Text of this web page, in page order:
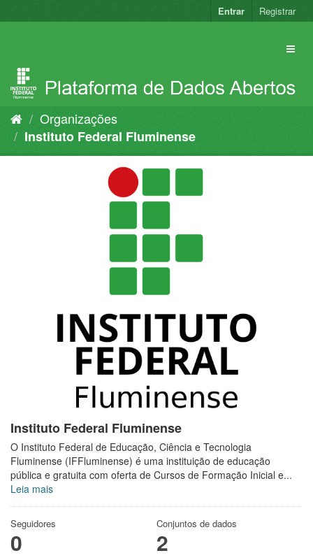
para
Entrar Registrar
Organizações
Instituto Federal Fluminense
Instituto Federal Fluminense
O Instituto Federal de Educação, Ciência e Tecnologia
Fluminense (IFFluminense) é uma instituição de educação
pública e gratuita com oferta de Cursos de Formação Inicial e...
Leia mais
Seguidores
0
Conjuntos de dados
2